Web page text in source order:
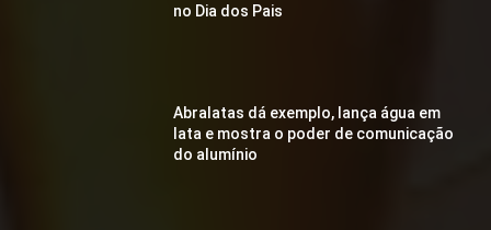
no Dia dos Pais
Abralatas dá exemplo, lança água em
lata e mostra o poder de comunicação
do alumínio